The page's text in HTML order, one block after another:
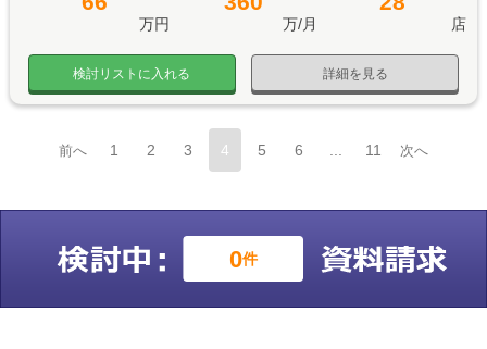
万円 万/月 店
詳細を見る
検討リストに入れる
前へ 1 2 3 4 5 6 11 次へ
0件
個人情報保護方針 利用規約 掲載ご希望の本部様
お問い合わせ 使い方
©2017 ISH Group Inc.